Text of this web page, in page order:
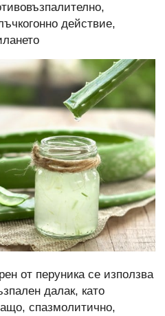
действие,
от перуника се използва
далак, като
спазмолитично,